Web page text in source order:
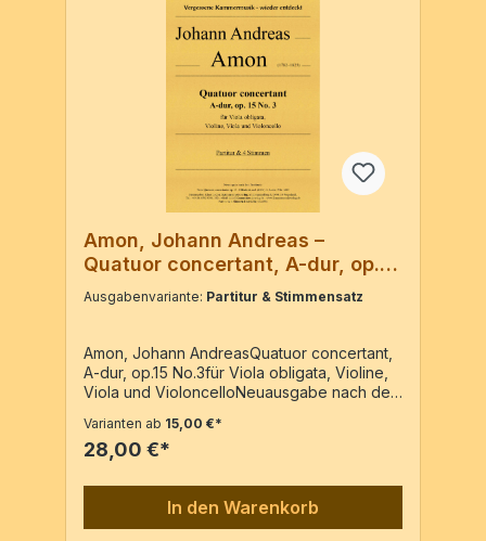
Amon, Johann Andreas –
Quatuor concertant, A-dur, op.15
No.3
Ausgabenvariante: Partitur & Stimmensatz
Amon, Johann AndreasQuatuor concertant,
A-dur, op.15 No.3für Viola obligata, Violine,
Viola und VioloncelloNeuausgabe nach dem
op.15 Offenbach, n.d. (1801), J. André, P.Nr.
1603Partitur / 20 Seiten4 Stimmen / 20
Varianten ab 15,00 €*
28,00 €*
In den Warenkorb